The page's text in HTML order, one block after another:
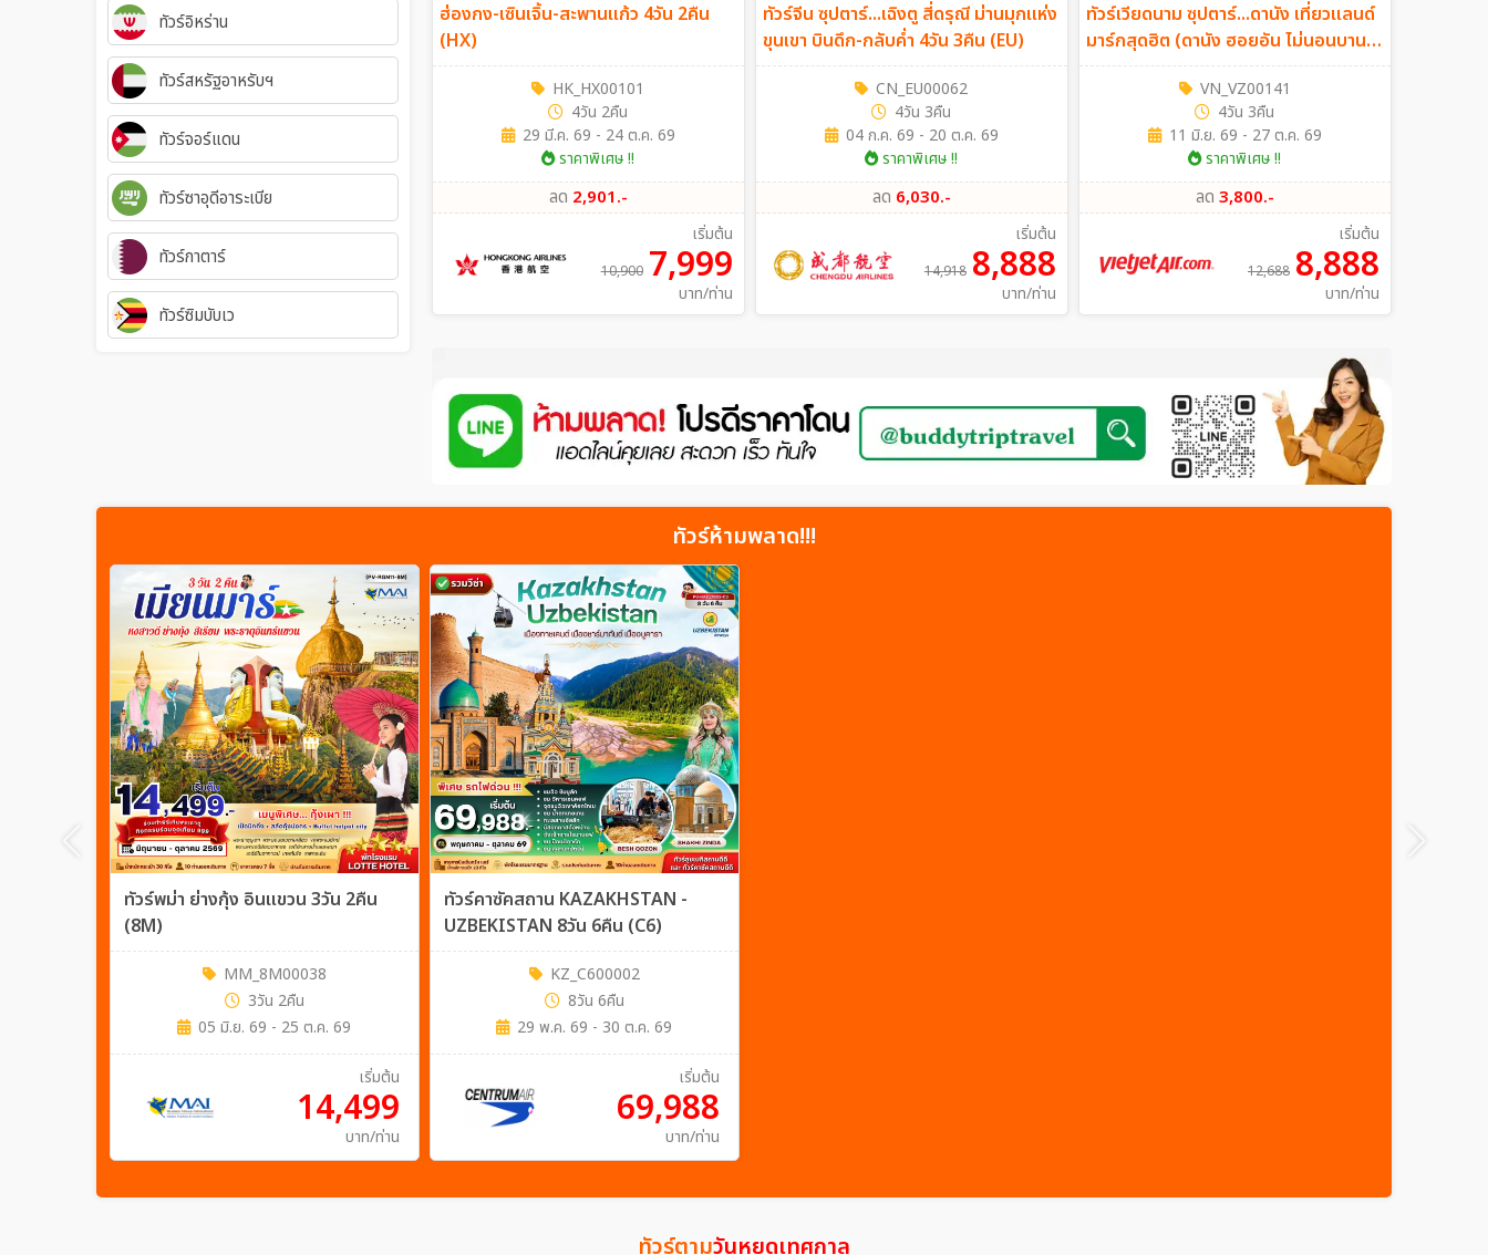
ทัวร์อิหร่าน
ทัวร์สหรัฐอาหรับฯ
ทัวร์จอร์แดน
ทัวร์ซาอุดีอาระเบีย
ทัวร์กาตาร์
ทัวร์ซิมบับเว
ฮ่องกง-เซินเจิ้น-สะพานแก้ว 4วัน 2คืน
(HX)
HK_HX00101
4วัน 2คืน
29 มี.ค. 69 - 24 ต.ค. 69
ราคาพิเศษ !!
ลด 2,901.-
เริ่มต้น
10,900 7,999
บาท/ท่าน
ทัวร์จีน ซุปตาร์...เฉิงตู สี่ดรุณี ม่านมุกแห่ง
ขุนเขา บินดึก-กลับค่ำ 4วัน 3คืน (EU)
CN_EU00062
4วัน 3คืน
04 ก.ค. 69 - 20 ต.ค. 69
ราคาพิเศษ !!
ลด 6,030.-
เริ่มต้น
14,918 8,888
บาท/ท่าน
ทัวร์เวียดนาม ซุปตาร์...ดานัง เที่ยวแลนด์
มาร์กสุดฮิต (ดานัง ฮอยอัน ไม่นอนบานา
ฮิลล์) 4วัน 3คืน (VZ)
VN_VZ00141
4วัน 3คืน
11 มิ.ย. 69 - 27 ต.ค. 69
ราคาพิเศษ !!
ลด 3,800.-
เริ่มต้น
12,688 8,888
บาท/ท่าน
ทัวร์ห้ามพลาด!!!
ทัวร์พม่า ย่างกุ้ง อินแขวน 3วัน 2คืน
(8M)
MM_8M00038
3วัน 2คืน
05 มิ.ย. 69 - 25 ต.ค. 69
เริ่มต้น
14,499
บาท/ท่าน
ทัวร์คาซัคสถาน KAZAKHSTAN -
UZBEKISTAN 8วัน 6คืน (C6)
KZ_C600002
8วัน 6คืน
29 พ.ค. 69 - 30 ต.ค. 69
เริ่มต้น
69,988
บาท/ท่าน
ทัวร์ตามวันหยุดเทศกาล